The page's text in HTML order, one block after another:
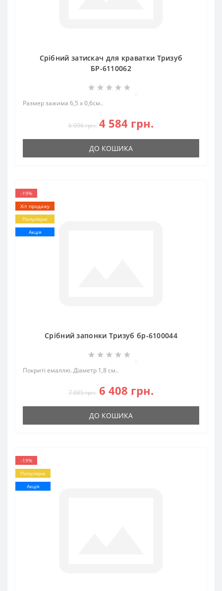
Срібний затискач для краватки Тризуб
БР-6110062
Размер зажима 6,5 х 0,6см..
6 096 грн. 4 584 грн.
ДО КОШИКА
-19%
Хіт продажу
Популярні
Акція
Срібний запонки Тризуб бр-6100044
Покриті емаллю. Діаметр 1,8 см..
7 885 грн. 6 408 грн.
ДО КОШИКА
-19%
Популярні
Акція